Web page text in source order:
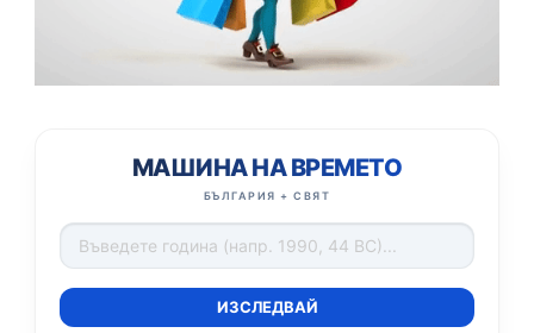
МАШИНА НА ВРЕМЕТО
БЪЛГАРИЯ + СВЯТ
ИЗСЛЕДВАЙ